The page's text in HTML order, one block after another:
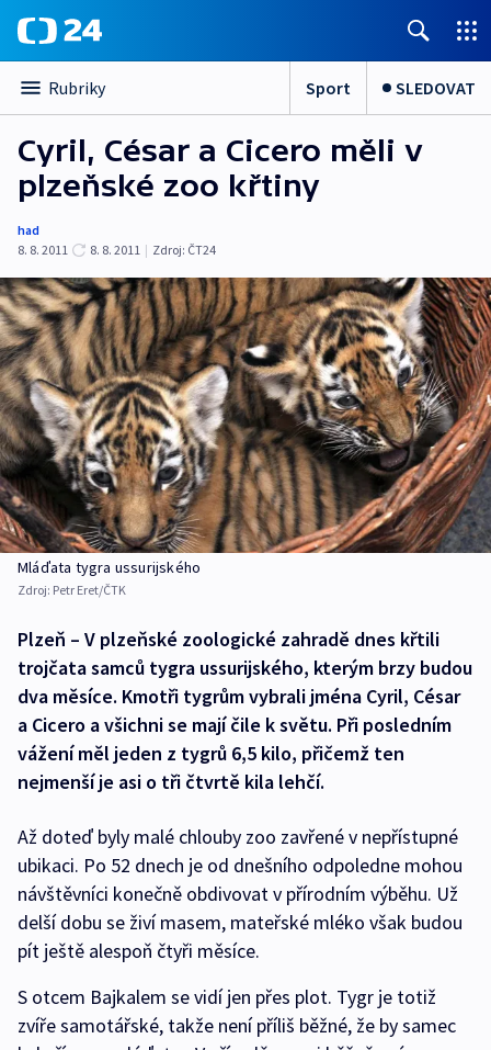
Rubriky Sport SLEDOVAT
Cyril, César a Cicero měli v
plzeňské zoo křtiny
had
8. 8. 2011
8. 8. 2011 | Zdroj: ČT24
Mláďata tygra ussurijského
Zdroj: Petr Eret/ČTK
Plzeň – V plzeňské zoologické zahradě dnes křtili
trojčata samců tygra ussurijského, kterým brzy budou
dva měsíce. Kmotři tygrům vybrali jména Cyril, César
a Cicero a všichni se mají čile k světu. Při posledním
vážení měl jeden z tygrů 6,5 kilo, přičemž ten
nejmenší je asi o tři čtvrtě kila lehčí.
Až doteď byly malé chlouby zoo zavřené v nepřístupné
ubikaci. Po 52 dnech je od dnešního odpoledne mohou
návštěvníci konečně obdivovat v přírodním výběhu. Už
delší dobu se živí masem, mateřské mléko však budou
pít ještě alespoň čtyři měsíce.
S otcem Bajkalem se vidí jen přes plot. Tygr je totiž
zvíře samotářské, takže není příliš běžné, že by samec